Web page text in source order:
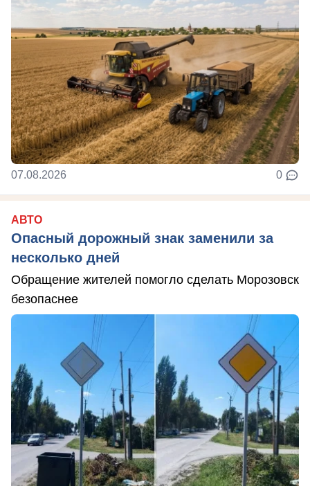
07.08.2026 0
АВТО
Опасный дорожный знак заменили за
несколько дней
Обращение жителей помогло сделать Морозовск
безопаснее